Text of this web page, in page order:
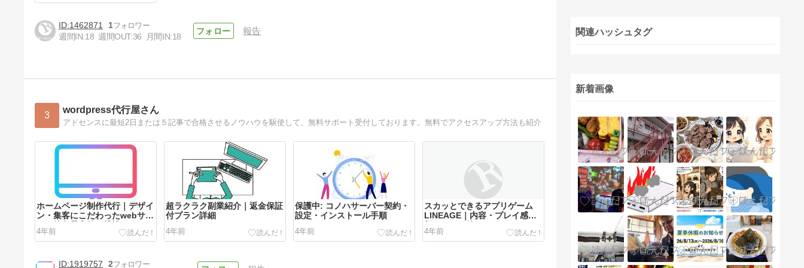
1462871
1
週間IN:18 週間OUT:36 月間IN:18
報告
3 wordpress代行屋さん
アドセンスに最短2日または５記事で合格させるノウハウを駆使して、無料サポート受付しております。無料でアクセスアップ方法も紹介
ホームページ制作代行｜デザイ
ン・集客にこだわったwebサイ
ト・徳島最安値に挑戦
4年前
超ラクラク副業紹介｜返金保証
付プラン詳細
4年前
保護中: コノハサーバー契約・
設定・インストール手順
4年前
スカッとできるアプリゲーム
LINEAGE｜内容・プレイ感
想・クリア後まとめ
4年前
1919757
2
関連ハッシュタグ
新着画像